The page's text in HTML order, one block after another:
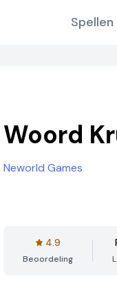
Spellen
Woord
Neworld Games
4.9
Beoordeling